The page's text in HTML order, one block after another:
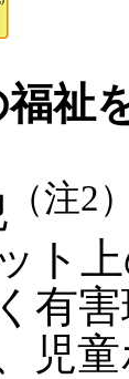
福祉
（注2
ト
有
児